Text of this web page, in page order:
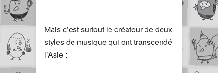
Mais c’est surtout le créateur de deux
styles de musique qui ont transcendé
l’Asie :